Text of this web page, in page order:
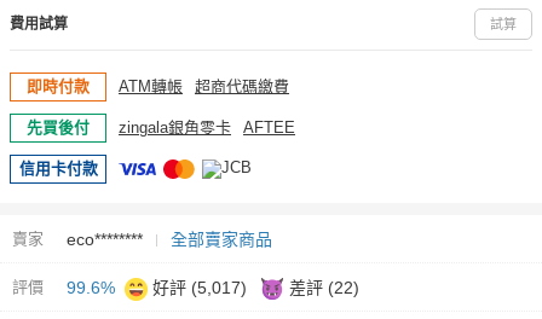
費用試算 試算
即時付款 ATM轉帳 超商代碼繳費
先買後付 zingala銀角零卡 AFTEE
信用卡付款
賣家 eco******** 全部賣家商品
評價 99.6% 好評 (5,017) 差評 (22)